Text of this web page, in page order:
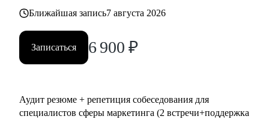
- E-commerce;
• Директорам по направлениям: маркетинг, e-commerce,
развитие бизнеса;
• Руководителям бизнеса в построении отдела маркетинга.
Ближайшая запись7 августа 2026
Записаться 6 900 ₽
Аудит резюме + репетиция собеседования для
специалистов сферы маркетинга (2 встречи+поддержка